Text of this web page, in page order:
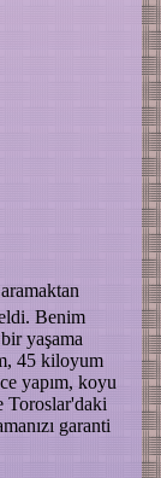
Benim
yaşama
45 kiloyum
yapım, koyu
Toroslar'daki
garanti